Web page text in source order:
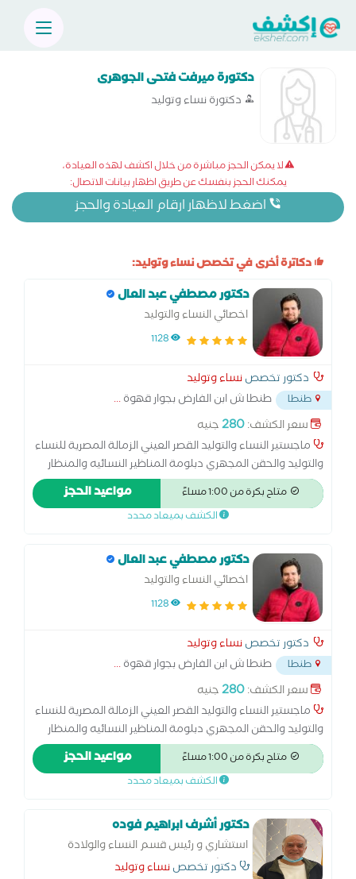
دكتورة ميرفت فتحى الجوهرى
دكتورة نساء وتوليد
لا يمكن الحجز مباشرة من خلال اكشف لهذه العيادة،
يمكنك الحجز بنفسك عن طريق اظهار بيانات الاتصال:
اضغط لاظهار ارقام العيادة والحجز
دكاترة أخرى في تخصص نساء وتوليد:
دكتور مصطفي عبد العال
اخصائي النساء والتوليد
1128
دكتور تخصصنساء وتوليد
طنطا طنطا ش ابن الفارض بجوار قهوة...
سعر الكشف:280جنيه
ماجستير النساء والتوليد القصر العيني الزمالة المصرية للنساء
والتوليد والحقن المجهري دبلومة المناظير النسائيه والمنظار
الرحمي جامعة عين شمس
متاح بكرة من 1:00 مساءً مواعيد الحجز
الكشف بميعاد محدد
دكتور مصطفي عبد العال
اخصائي النساء والتوليد
1128
دكتور تخصصنساء وتوليد
طنطا طنطا ش ابن الفارض بجوار قهوة...
سعر الكشف:280جنيه
ماجستير النساء والتوليد القصر العيني الزمالة المصرية للنساء
والتوليد والحقن المجهري دبلومة المناظير النسائيه والمنظار
الرحمي جامعة عين شمس
متاح بكرة من 1:00 مساءً مواعيد الحجز
الكشف بميعاد محدد
دكتور أشرف ابراهيم فوده
استشاري و رئيس قسم النساء والولادة
بمستشفي السنطة
دكتور تخصصنساء وتوليد